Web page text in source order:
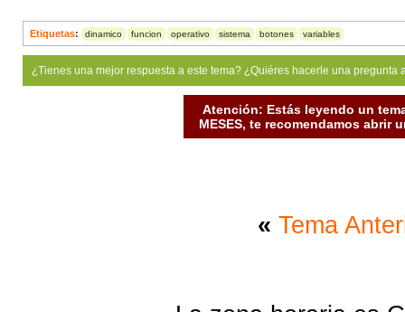
Etiquetas: dinamico funcion operativo sistema botones variables
¿Tienes una mejor respuesta a este tema? ¿Quiéres hacerle una
Atención: Estás leyendo un
MESES, te recomendamos abrir
« Tema